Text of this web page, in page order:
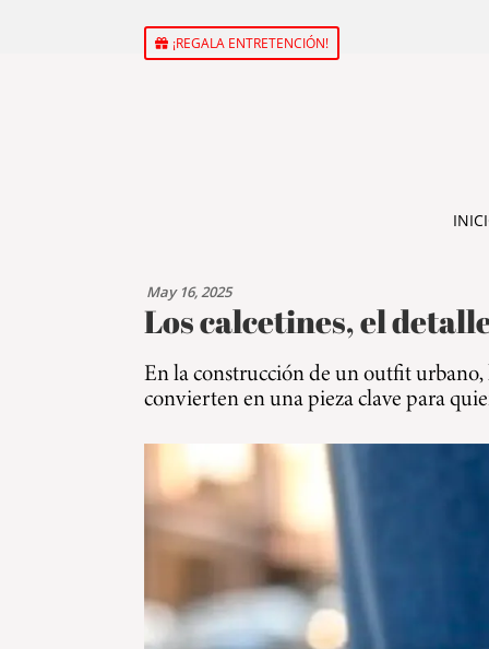
¡REGALA ENTRETENCIÓN!
May 16, 2025
Los calcetines, el
En la construcción de un outfit urbano,
convierten en una pieza clave para